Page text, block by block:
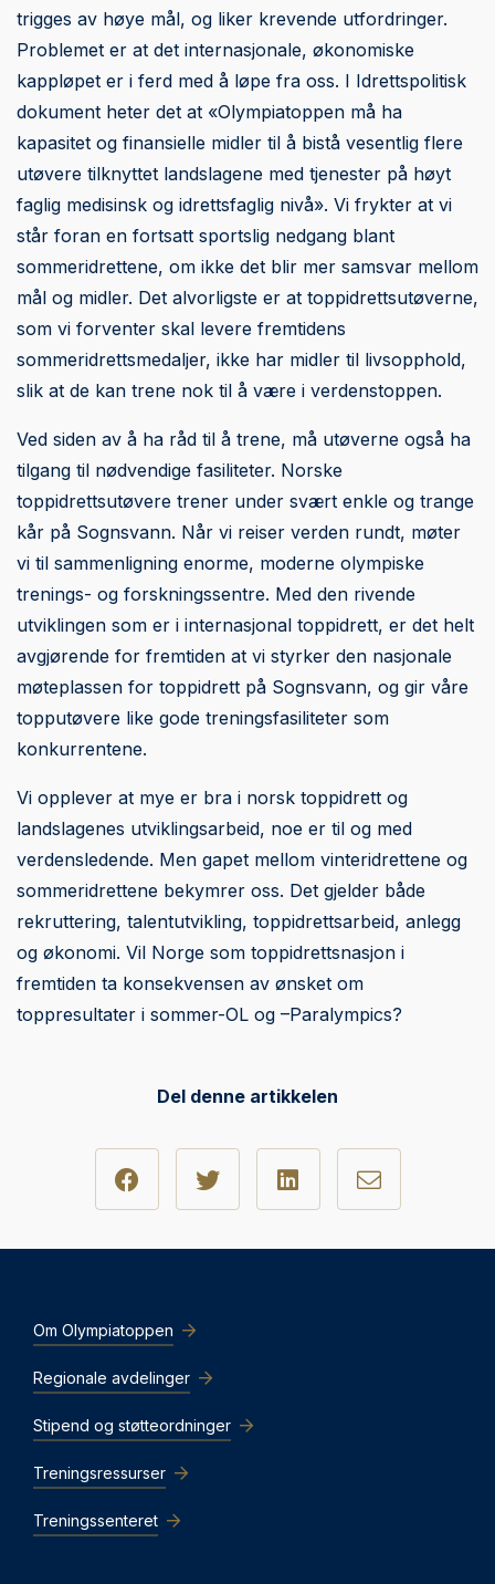
trigges av høye mål, og liker krevende utfordringer.
Problemet er at det internasjonale, økonomiske
kappløpet er i ferd med å løpe fra oss. I Idrettspolitisk
dokument heter det at «Olympiatoppen må ha
kapasitet og finansielle midler til å bistå vesentlig flere
utøvere tilknyttet landslagene med tjenester på høyt
faglig medisinsk og idrettsfaglig nivå». Vi frykter at vi
står foran en fortsatt sportslig nedgang blant
sommeridrettene, om ikke det blir mer samsvar mellom
mål og midler. Det alvorligste er at toppidrettsutøverne,
som vi forventer skal levere fremtidens
sommeridrettsmedaljer, ikke har midler til livsopphold,
slik at de kan trene nok til å være i verdenstoppen.
Ved siden av å ha råd til å trene, må utøverne også ha
tilgang til nødvendige fasiliteter. Norske
toppidrettsutøvere trener under svært enkle og trange
kår på Sognsvann. Når vi reiser verden rundt, møter
vi til sammenligning enorme, moderne olympiske
trenings- og forskningssentre. Med den rivende
utviklingen som er i internasjonal toppidrett, er det helt
avgjørende for fremtiden at vi styrker den nasjonale
møteplassen for toppidrett på Sognsvann, og gir våre
topputøvere like gode treningsfasiliteter som
konkurrentene.
Vi opplever at mye er bra i norsk toppidrett og
landslagenes utviklingsarbeid, noe er til og med
verdensledende. Men gapet mellom vinteridrettene og
sommeridrettene bekymrer oss. Det gjelder både
rekruttering, talentutvikling, toppidrettsarbeid, anlegg
og økonomi. Vil Norge som toppidrettsnasjon i
fremtiden ta konsekvensen av ønsket om
toppresultater i sommer-OL og –Paralympics?
Del denne artikkelen
Om Olympiatoppen
Regionale avdelinger
Stipend og støtteordninger
Treningsressurser
Treningssenteret